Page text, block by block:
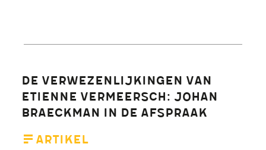
De verwezenlijkingen van
Etienne Vermeersch: Johan
Braeckman in De Afspraak
Artikel